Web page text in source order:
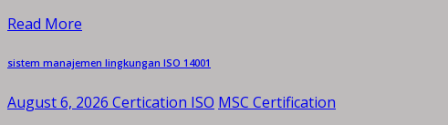
Read More
sistem manajemen lingkungan ISO 14001
August 6, 2026 Certication ISO MSC Certification